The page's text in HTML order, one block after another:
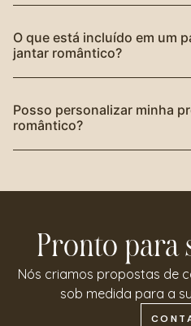
O que está incluído em um
jantar romântico?
Posso personalizar minha
romântico?
Pronto para
Nós criamos propostas de
sob medida para a